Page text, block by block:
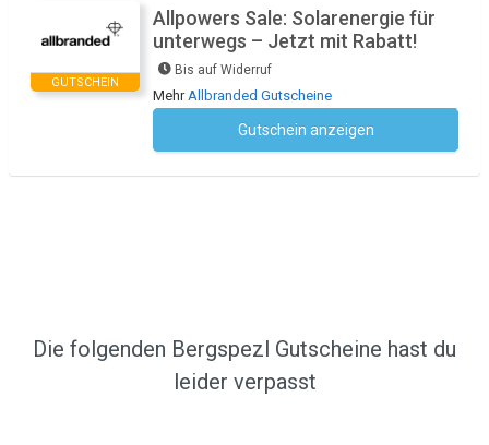
GUTSCHEIN
Allpowers Sale: Solarenergie für
unterwegs – Jetzt mit Rabatt!
Bis auf Widerruf
MehrAllbranded Gutscheine
Gutschein anzeigen
Die folgenden Bergspezl Gutscheine hast du
leider verpasst